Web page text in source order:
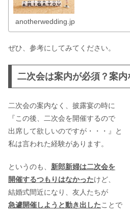
anotherwedding.jp
ぜひ、参考にしてみてください。
二次会は案内が必須？案内
二次会の案内なく、披露宴の時に
『この後、二次会を開催するので
出席して欲しいのですが・・・』と
私は言われた経験があります。
というのも、 新郎新婦は二次会を
開催するつもりはなかったけど、
結婚式間近になり、友人たちが
急遽開催しようと動き出したことで